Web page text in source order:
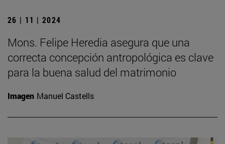
26 | 11 | 2024
Mons. Felipe Heredia asegura que una
correcta concepción antropológica es clave
para la buena salud del matrimonio
Imagen Manuel Castells